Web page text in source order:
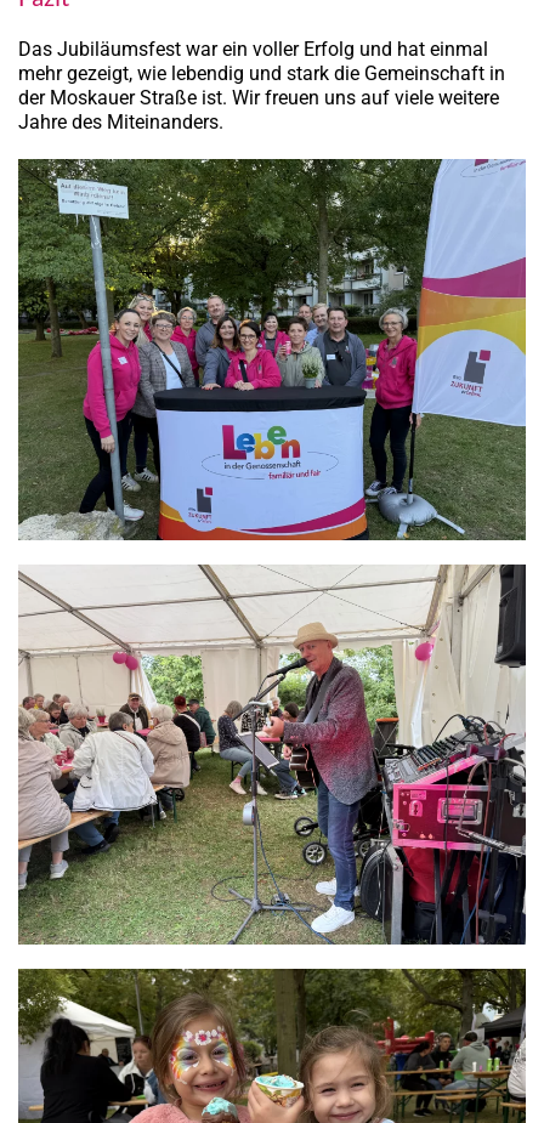
Das Jubiläumsfest war ein voller Erfolg und hat einmal
mehr gezeigt, wie lebendig und stark die Gemeinschaft in
der Moskauer Straße ist. Wir freuen uns auf viele weitere
Jahre des Miteinanders.